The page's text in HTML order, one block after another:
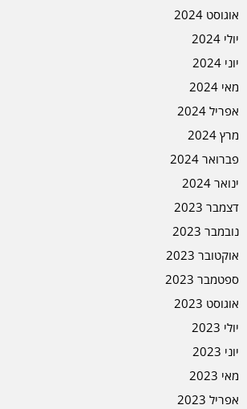
אוגוסט 2024
יולי 2024
יוני 2024
מאי 2024
אפריל 2024
מרץ 2024
פברואר 2024
ינואר 2024
דצמבר 2023
נובמבר 2023
אוקטובר 2023
ספטמבר 2023
אוגוסט 2023
יולי 2023
יוני 2023
מאי 2023
אפריל 2023